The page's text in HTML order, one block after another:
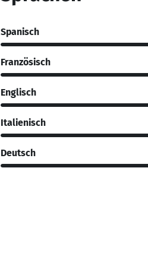
Spanisch
Französisch
Englisch
Italienisch
Deutsch